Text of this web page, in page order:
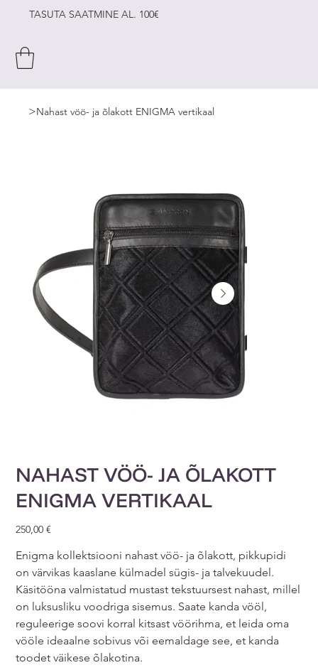
TASUTA SAATMINE AL. 100€
>Nahast vöö- ja õlakott ENIGMA vertikaal
NAHAST VÖÖ- JA ÕLAKOTT
ENIGMA VERTIKAAL
Price
250,00 €
Enigma kollektsiooni nahast vöö- ja õlakott, pikkupidi
on värvikas kaaslane külmadel sügis- ja talvekuudel.
Käsitööna valmistatud mustast tekstuursest nahast, millel
on luksusliku voodriga sisemus. Saate kanda vööl,
reguleerige soovi korral kitsast vöörihma, et leida oma
vööle ideaalne sobivus või eemaldage see, et kanda
toodet väikese õlakotina.